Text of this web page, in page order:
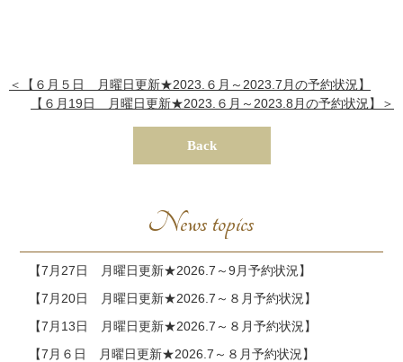
＜【６月５日 月曜日更新★2023.６月～2023.7月の予約状況】
【６月19日 月曜日更新★2023.６月～2023.8月の予約状況】＞
Back
News topics
【7月27日 月曜日更新★2026.7～9月予約状況】
【7月20日 月曜日更新★2026.7～８月予約状況】
【7月13日 月曜日更新★2026.7～８月予約状況】
【7月６日 月曜日更新★2026.7～８月予約状況】